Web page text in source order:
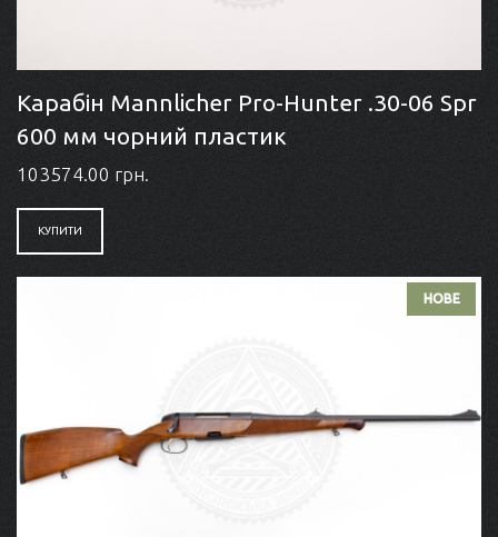
Карабін Mannlicher Pro-Hunter .30-06 Spr
600 мм чорний пластик
103574.00 грн.
КУПИТИ
НОВЕ